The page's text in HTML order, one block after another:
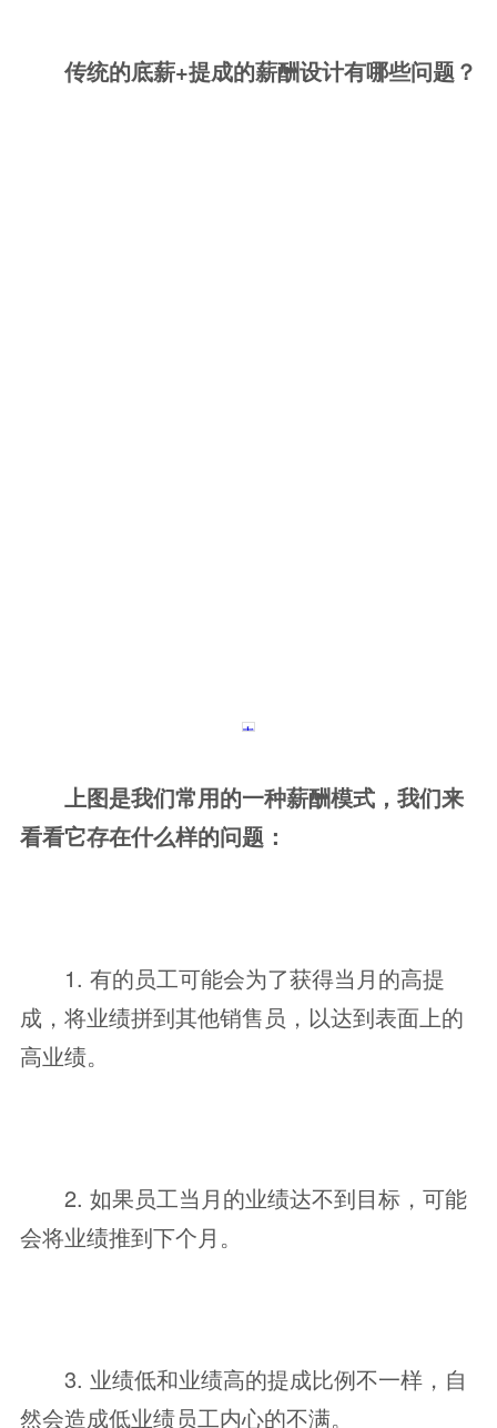
传统的底薪+提成的薪酬设计有哪些问题？
上图是我们常用的一种薪酬模式，我们来
看看它存在什么样的问题：
1. 有的员工可能会为了获得当月的高提
成，将业绩拼到其他销售员，以达到表面上的
高业绩。
2. 如果员工当月的业绩达不到目标，可能
会将业绩推到下个月。
3. 业绩低和业绩高的提成比例不一样，自
然会造成低业绩员工内心的不满。